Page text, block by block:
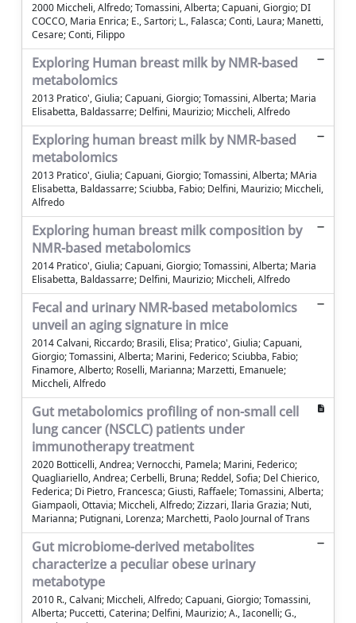
2000 Miccheli, Alfredo; Tomassini, Alberta; Capuani, Giorgio; DI
COCCO, Maria Enrica; E., Sartori; L., Falasca; Conti, Laura; Manetti,
Cesare; Conti, Filippo
Exploring Human breast milk by NMR-based
metabolomics
2013 Pratico', Giulia; Capuani, Giorgio; Tomassini, Alberta; Maria
Elisabetta, Baldassarre; Delfini, Maurizio; Miccheli, Alfredo
Exploring human breast milk by NMR-based
metabolomics
2013 Pratico', Giulia; Capuani, Giorgio; Tomassini, Alberta; MAria
Elisabetta, Baldassarre; Sciubba, Fabio; Delfini, Maurizio; Miccheli,
Alfredo
Exploring human breast milk composition by
NMR-based metabolomics
2014 Pratico', Giulia; Capuani, Giorgio; Tomassini, Alberta; Maria
Elisabetta, Baldassarre; Delfini, Maurizio; Miccheli, Alfredo
Fecal and urinary NMR-based metabolomics
unveil an aging signature in mice
2014 Calvani, Riccardo; Brasili, Elisa; Pratico', Giulia; Capuani,
Giorgio; Tomassini, Alberta; Marini, Federico; Sciubba, Fabio;
Finamore, Alberto; Roselli, Marianna; Marzetti, Emanuele;
Miccheli, Alfredo
Gut metabolomics profiling of non-small cell
lung cancer (NSCLC) patients under
immunotherapy treatment
2020 Botticelli, Andrea; Vernocchi, Pamela; Marini, Federico;
Quagliariello, Andrea; Cerbelli, Bruna; Reddel, Sofia; Del Chierico,
Federica; Di Pietro, Francesca; Giusti, Raffaele; Tomassini, Alberta;
Giampaoli, Ottavia; Miccheli, Alfredo; Zizzari, Ilaria Grazia; Nuti,
Marianna; Putignani, Lorenza; Marchetti, Paolo Journal of Trans
Gut microbiome-derived metabolites
characterize a peculiar obese urinary
metabotype
2010 R., Calvani; Miccheli, Alfredo; Capuani, Giorgio; Tomassini,
Alberta; Puccetti, Caterina; Delfini, Maurizio; A., Iaconelli; G.,